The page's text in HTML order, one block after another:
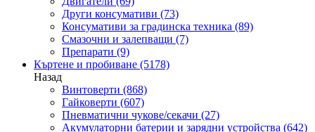
Други консумативи (73)
Консумативи за градинска техника (89)
Смазочни и залепващи (7)
Препарати (9)
Къртене и пробиване (5178)
Назад
Винтоверти (868)
Гайковерти (607)
Пневматични чукове/секачи (27)
Акумулаторни батерии и зарядни устройства (642)